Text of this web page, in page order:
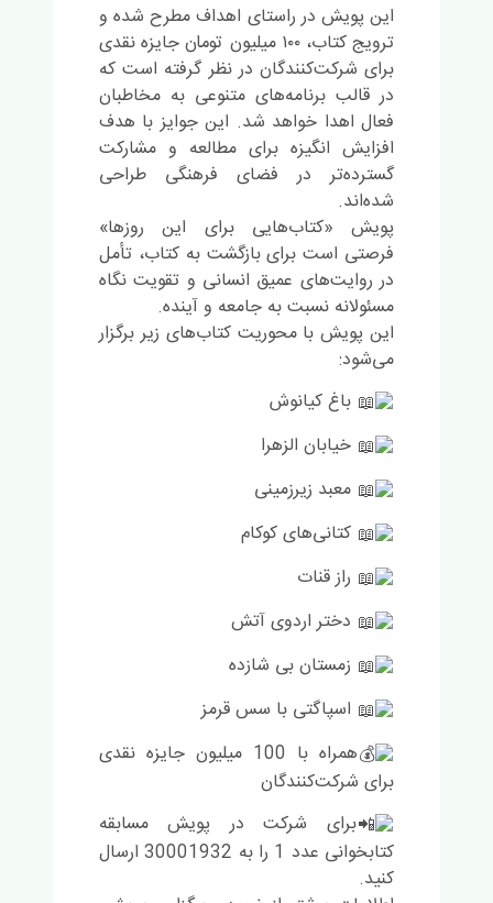
این پویش در راستای اهداف مطرح شده و
ترویج کتاب، ۱۰۰ میلیون تومان جایزه نقدی
برای شرکت‌کنندگان در نظر گرفته است که
در قالب برنامه‌های متنوعی به مخاطبان
فعال اهدا خواهد شد. این جوایز با هدف
افزایش انگیزه برای مطالعه و مشارکت
گسترده‌تر در فضای فرهنگی طراحی
شده‌اند.
پویش «کتاب‌هایی برای این روزها»
فرصتی است برای بازگشت به کتاب، تأمل
در روایت‌های عمیق انسانی و تقویت نگاه
مسئولانه نسبت به جامعه و آینده.
این پویش با محوریت کتاب‌های زیر برگزار
می‌شود:
باغ کیانوش
خیابان الزهرا
معبد زیرزمینی
کتانی‌های کوکام
راز قنات
دختر اردوی آتش
زمستان بی شازده
اسپاگتی با سس قرمز
همراه با 100 میلیون جایزه نقدی
برای شرکت‌کنندگان
برای شرکت در پویش مسابقه
کتابخوانی عدد 1 را به 30001932 ارسال
کنید.